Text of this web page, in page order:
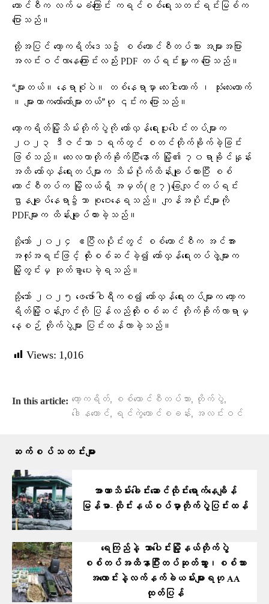
ကောင်စီက လက်မခံကြောင်း ကရင်စစ်ရေးသတင်းရင်းမြစ်က
ပြောသည်။
ထို့အပြင် ကော့ကရိတ်ဒေသ၌ စစ်ကောင်စီတပ်သား အများအပြား
အလင်းဝင်လာနေကြောင်းလည်း PDF တပ်ရင်းမှူးက ပြောသည်။
“များတယ်။ နေရာစုံပဲ။ တစ်နေရာမှာ လေးငါးယောက် ၊ သုံးလေးယောက်
။ များတာကတော်တော်များတယ်”ဟု ၎င်းက ပြောသည်။
ကော့ကရိတ်မြို့သိမ်းတိုက်ပွဲကို တော်လှန်ရေးပူးပေါင်းတပ်များက
၂၀၂၃ ဒီဇင်ဘာ ၁ရက်တွင် စတင်တိုက်ခိုက်ခဲ့ခြင်း
ဖြစ်သည်။ လေးလတာတိုက်ခိုက်ပြီးနောက် မြို့၏ ၇၀ရာခိုင်နှုန်း
အထိ တော်လှန်ရေးတပ်များက သိမ်းပိုက်ထိန်းချုပ်ထားပြီး စစ်
ကောင်စီတပ်က မြို့လယ်ရှိ အမှတ်(၉၇)ခြေလျင်တပ်ရင်း
ဌာနချုပ်နေရာ၌သာ စုဝေးနေရသည်။ ကျန်အပိုင်းများကို
PDFများက ထိန်းချုပ်ထားခဲ့သည်။
သို့သော် ၂၀၂၄ ဧပြီလပိုင်းတွင် စစ်ကောင်စီက အင်အား
အလုံးအရင်းဖြင့် ထိုးစစ်ဆင်ခဲ့၍ တော်လှန်ရေးတပ်ဖွဲ့များက
မြို့တွင်းမှ ဆုတ်ခွာပေးခဲ့ရသည်။
သို့သော် ၂၀၂၅ ဖေဖော်ဝါရီကစ၍ တော်လှန်ရေးတပ်များက ကော့က
ရိတ်မြို့ဝန်းကျင်ကို ပြန်လည်ထိုးစစ်ဆင် တိုက်ခိုက်လာရာမှ
နေ့စဉ် တိုက်ပွဲများ ပြင်းထန်လာခဲ့သည်။
Views: 1,016
In this article: ကော့ကရိတ်, စစ်ကောင်စီတပ်သား, တိုက်ပွဲ,
ဒေါနတောင်, ရင်ကွဲတောင်စခန်း, အလင်းဝင်
ဆက်စပ်သတင်းများ
အာဏာသိမ်းခေါင်းဆောင်ထိုင်းရောက်နေချိန်
မြန်မာ-ထိုင်းနယ်စပ်မှာတိုက်ပွဲပြင်းထန်
ရေကြည်နဲ့ သာပေါင်းမြို့နယ်တိုက်ပွဲ
စစ်တပ်အထိနာပြီးတပ်ဆုတ်သွား၊စစ်သား
အလောင်းနဲ့လက်နက်ခဲယမ်းများရဟု AA
ထုတ်ပြန်